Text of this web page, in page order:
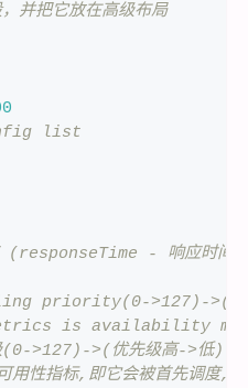
并把它放在高级布局
list
(responseTime - 响应时间)
priority(0->127)-
is availability
>127)->(优先级高->低) 优
用性指标,即它会被首先调度,